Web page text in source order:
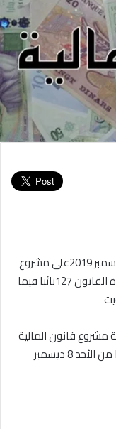
صادق مجلس نواب الشعب اليوم الثلاثاء 10ديسمبر 2019على مشروع
قانون المالية لسنة 2020 برمته إذ صوت لفائدة القانون 127نائبا فيما
قانون المالية
لسنة 2020، امتدت على مدار ثلاثة أيام انطلاقا من الأحد 8 ديسمبر